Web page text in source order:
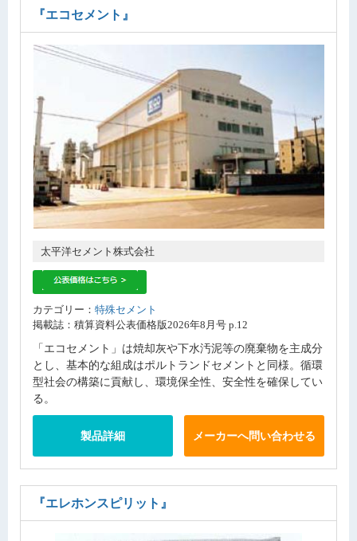
『エコセメント』
太平洋セメント株式会社
カテゴリー： 特殊セメント
掲載誌：積算資料公表価格版2026年8月号 p.12
「エコセメント」は焼却灰や下水汚泥等の廃棄物を主成分
とし、基本的な組成はポルトランドセメントと同様。循環
型社会の構築に貢献し、環境保全性、安全性を確保してい
る。
製品詳細 メーカーへ問い合わせる
『エレホンスピリット』